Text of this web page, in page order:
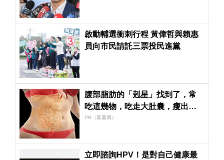
啟動輔選衝刺行程 黃偉哲與賴惠
員向市民請託三票投民進黨
腹部脂肪的「剋星」找到了，常
吃這幾物，吃走大肚囊，瘦出小
蠻腰
PR（新素簡）
立即諮詢HPV！是對自己健康最